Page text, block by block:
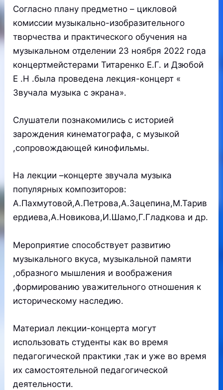
Согласно плану предметно – цикловой
комиссии музыкально-изобразительного
творчества и практического обучения на
музыкальном отделении 23 ноября 2022 года
концертмейстерами Титаренко Е.Г. и Дзюбой
Е .Н .была проведена лекция-концерт «
Звучала музыка с экрана».
Слушатели познакомились с историей
зарождения кинематографа, с музыкой
,сопровождающей кинофильмы.
На лекции –концерте звучала музыка
популярных композиторов:
А.Пахмутовой,А.Петрова,А.Зацепина,М.Тарив
ердиева,А.Новикова,И.Шамо,Г.Гладкова и др.
Мероприятие способствует развитию
музыкального вкуса, музыкальной памяти
,образного мышления и воображения
,формированию уважительного отношения к
историческому наследию.
Материал лекции-концерта могут
использовать студенты как во время
педагогической практики ,так и уже во время
их самостоятельной педагогической
деятельности.